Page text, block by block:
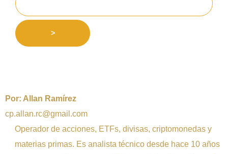
>
Por: Allan Ramírez
cp.allan.rc@gmail.com
Operador de acciones, ETFs, divisas, criptomonedas y
materias primas. Es analista técnico desde hace 10 años